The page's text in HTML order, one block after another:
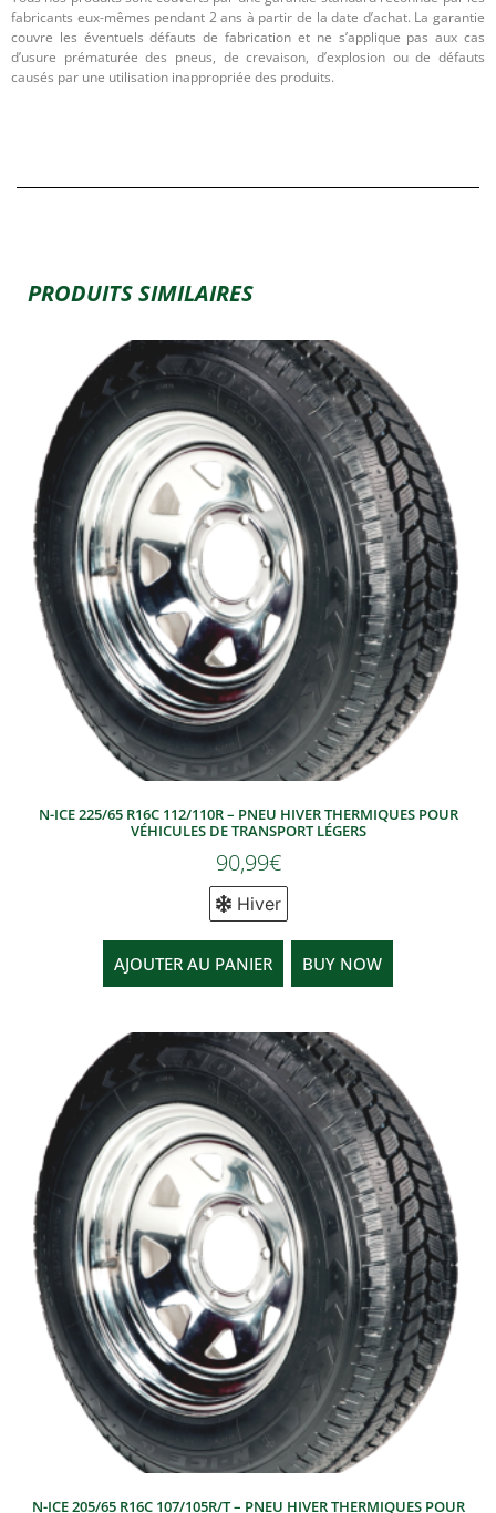
fabricants eux-mêmes pendant 2 ans à partir de la date d’achat. La garantie
couvre les éventuels défauts de fabrication et ne s’applique pas aux cas
d’usure prématurée des pneus, de crevaison, d’explosion ou de défauts
causés par une utilisation inappropriée des produits.
PRODUITS SIMILAIRES
N-ICE 225/65 R16C 112/110R – PNEU HIVER THERMIQUES POUR
VÉHICULES DE TRANSPORT LÉGERS
90,99€
Hiver
AJOUTER AU PANIER BUY NOW
N-ICE 205/65 R16C 107/105R/T – PNEU HIVER THERMIQUES POUR